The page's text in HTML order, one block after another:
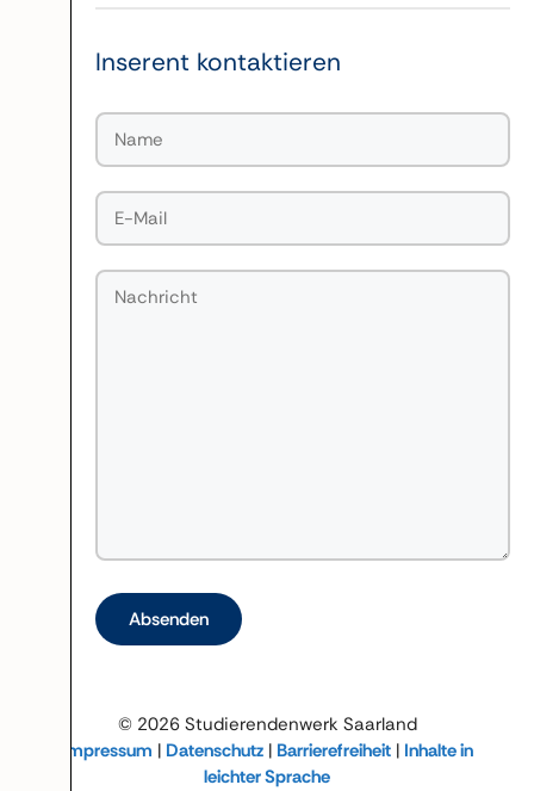
Inserent kontaktieren
© 2026 Studierendenwerk Saarland
Impressum | Datenschutz| Barrierefreiheit| Inhalte in
leichter Sprache